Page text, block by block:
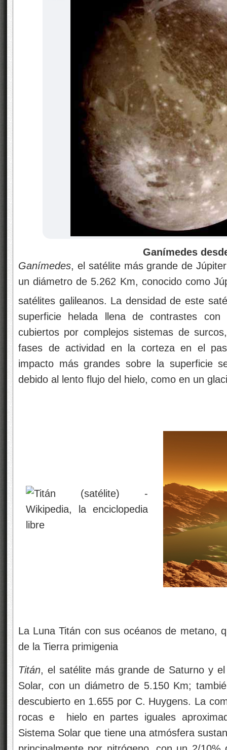
Ganímedes
Ganímedes, el satélite más grande de
un diámetro de 5.262 Km, conocido como
satélites galileanos. La densidad de este
superficie helada llena de contrastes
cubiertos por complejos sistemas de
fases de actividad en la corteza en el
impacto más grandes sobre la superficie
debido al lento flujo del hielo, como en un
La Luna Titán con sus océanos de metano,
de la Tierra primigenia
Titán, el satélite más grande de Saturno y
Solar, con un diámetro de 5.150 Km;
descubierto en 1.655 por C. Huygens. La
rocas e hielo en partes iguales
Sistema Solar que tiene una atmósfera